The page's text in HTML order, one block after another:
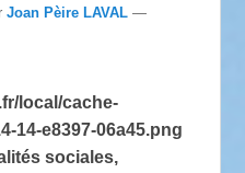
Joan Pèire LAVAL —
sociales,